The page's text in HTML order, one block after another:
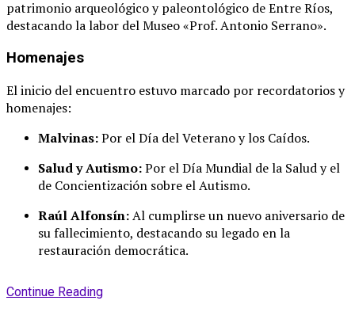
patrimonio arqueológico y paleontológico de Entre Ríos,
destacando la labor del Museo «Prof. Antonio Serrano».
Homenajes
El inicio del encuentro estuvo marcado por recordatorios y
homenajes:
Malvinas:Por el Día del Veterano y los Caídos.
Salud y Autismo:Por el Día Mundial de la Salud y el
de Concientización sobre el Autismo.
Raúl Alfonsín:Al cumplirse un nuevo aniversario de
su fallecimiento, destacando su legado en la
restauración democrática.
Continue Reading